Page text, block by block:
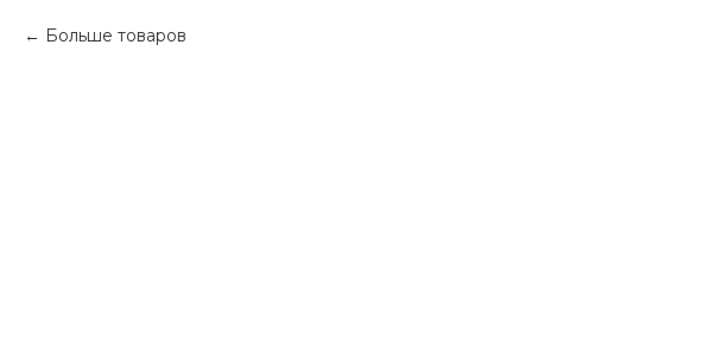
Больше товаров